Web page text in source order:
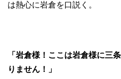
は熱心に岩倉を口説く。
「岩倉様！ここは岩倉様に三
りません！」